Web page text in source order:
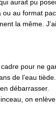
aurait pu
ou au format
la même.
pour ne
de l’eau
débarrasser.
on